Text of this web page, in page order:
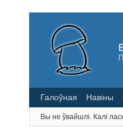
Галоўная Навіны
Вы не ўвайшлі. Калі